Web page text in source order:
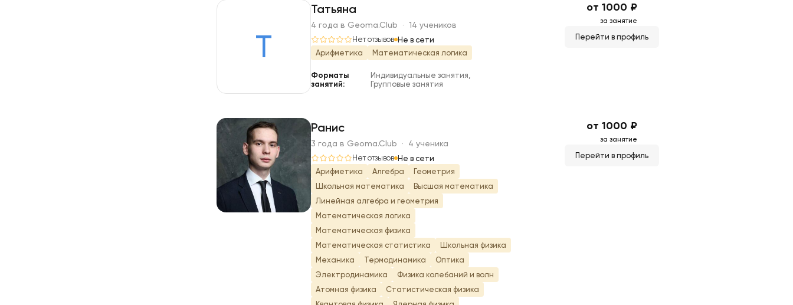
Т
Татьяна
4 года в Geoma.Club · 14 учеников
Нет отзывов Не в сети
Арифметика
Математическая логика
Форматы
занятий:
Индивидуальные занятия,
Групповые занятия
от 1000 ₽
за занятие
Перейти в профиль
Р
Ранис
3 года в Geoma.Club · 4 ученика
Нет отзывов Не в сети
Арифметика
Алгебра
Геометрия
Школьная математика
Высшая математика
Линейная алгебра и геометрия
Математическая логика
Математическая физика
Математическая статистика
Школьная физика
Механика
Термодинамика
Оптика
Электродинамика
Физика колебаний и волн
Атомная физика
Статистическая физика
от 1000 ₽
за занятие
Перейти в профиль